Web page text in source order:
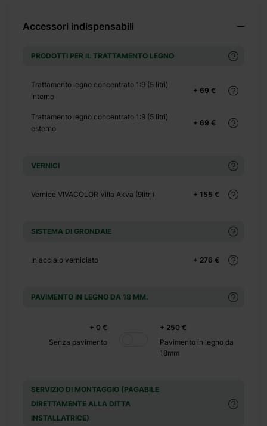
Accessori indispensabili
PRODOTTI PER IL TRATTAMENTO LEGNO
+ 69 €
Trattamento legno concentrato 1:9 (5 litri)
interno
+ 69 €
Trattamento legno concentrato 1:9 (5 litri)
esterno
VERNICI
+ 155 €
Vernice VIVACOLOR Villa Akva (9litri)
SISTEMA DI GRONDAIE
+ 276 €
In acciaio verniciato
PAVIMENTO IN LEGNO DA 18 MM.
+ 0 €
Senza pavimento
+ 250 €
Pavimento in legno da
18mm
SERVIZIO DI MONTAGGIO (PAGABILE
DIRETTAMENTE ALLA DITTA
INSTALLATRICE)
+ 290 €
+ 0 €
+ 0 €
+ 500 €
+ 0 €
hobby.